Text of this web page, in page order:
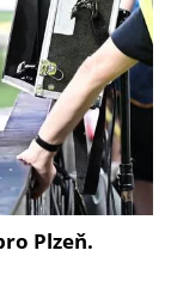
Plzeň.